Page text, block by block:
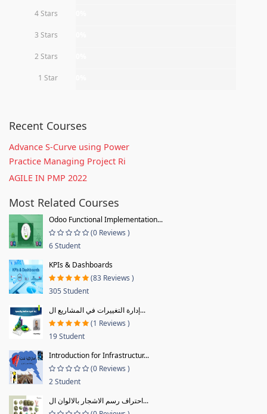
4 Stars
3 Stars
2 Stars
1 Star
Recent Courses
Advance S-Curve using Power
Practice Managing Project Ri
AGILE IN PMP 2022
Most Related Courses
Odoo Functional Implementation...
(0 Reviews )
6 Student
KPIs & Dashboards
(83 Reviews )
305 Student
إدارة التغييرات في المشاريع ال...
(1 Reviews )
19 Student
Introduction for Infrastructur...
(0 Reviews )
2 Student
احتراف رسم الاشجار بالالوان ال...